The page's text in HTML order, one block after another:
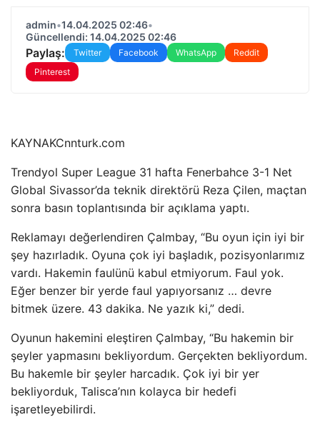
admin•14.04.2025 02:46•
Güncellendi: 14.04.2025 02:46
Paylaş: Twitter Facebook WhatsApp
Reddit
Pinterest
KAYNAKCnnturk.com
Trendyol Super League 31 hafta Fenerbahce 3-1 Net
Global Sivassor’da teknik direktörü Reza Çilen, maçtan
sonra basın toplantısında bir açıklama yaptı.
Reklamayı değerlendiren Çalmbay, “Bu oyun için iyi bir
şey hazırladık. Oyuna çok iyi başladık, pozisyonlarımız
vardı. Hakemin faulünü kabul etmiyorum. Faul yok.
Eğer benzer bir yerde faul yapıyorsanız … devre
bitmek üzere. 43 dakika. Ne yazık ki,” dedi.
Oyunun hakemini eleştiren Çalmbay, “Bu hakemin bir
şeyler yapmasını bekliyordum. Gerçekten bekliyordum.
Bu hakemle bir şeyler harcadık. Çok iyi bir yer
bekliyorduk, Talisca’nın kolayca bir hedefi
işaretleyebilirdi.